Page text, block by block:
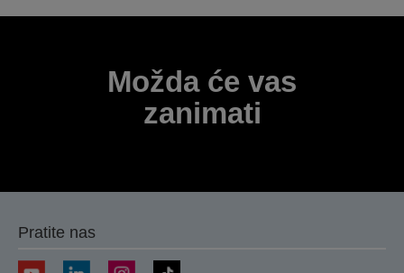
Hvala vam što ste poslali svoju prijavu.
radnih dana.
Možda će vas
zanimati
Pratite nas